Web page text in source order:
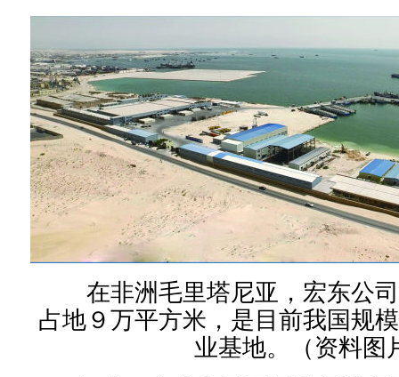
在非洲毛里塔尼亚，宏东公司
占地９万平方米，是目前我国规
业基地。（资料图